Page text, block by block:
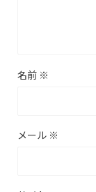
名前 ※
メール ※